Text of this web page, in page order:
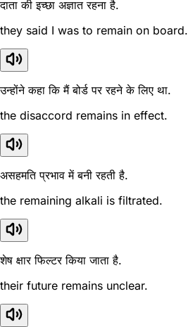
दाता की इच्छा अज्ञात रहना है.
they said I was to remain on board.
उन्होंने कहा कि मैं बोर्ड पर रहने के लिए था.
the disaccord remains in effect.
असहमति प्रभाव में बनी रहती है.
the remaining alkali is filtrated.
शेष क्षार फिल्टर किया जाता है.
their future remains unclear.